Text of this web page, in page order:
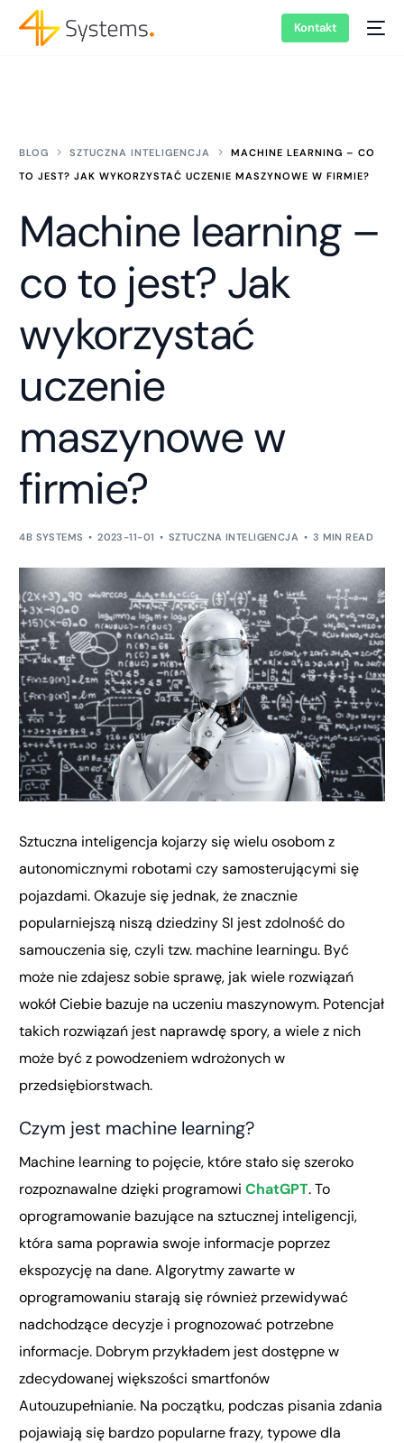
Kontakt
BLOG SZTUCZNA INTELIGENCJA
MACHINE LEARNING – CO
TO JEST? JAK WYKORZYSTAĆ UCZENIE MASZYNOWE W FIRMIE?
Machine learning –
co to jest? Jak
wykorzystać
uczenie
maszynowe w
firmie?
4B SYSTEMS 2023-11-01 SZTUCZNA INTELIGENCJA 3 MIN READ
Sztuczna inteligencja kojarzy się wielu osobom z
autonomicznymi robotami czy samosterującymi się
pojazdami. Okazuje się jednak, że znacznie
popularniejszą niszą dziedziny SI jest zdolność do
samouczenia się, czyli tzw. machine learningu. Być
może nie zdajesz sobie sprawę, jak wiele rozwiązań
wokół Ciebie bazuje na uczeniu maszynowym. Potencjał
takich rozwiązań jest naprawdę spory, a wiele z nich
może być z powodzeniem wdrożonych w
przedsiębiorstwach.
Czym jest machine learning?
Machine learning to pojęcie, które stało się szeroko
rozpoznawalne dzięki programowiChatGPT. To
oprogramowanie bazujące na sztucznej inteligencji,
która sama poprawia swoje informacje poprzez
ekspozycję na dane. Algorytmy zawarte w
oprogramowaniu starają się również przewidywać
nadchodzące decyzje i prognozować potrzebne
informacje. Dobrym przykładem jest dostępne w
zdecydowanej większości smartfonów
Autouzupełnianie. Na początku, podczas pisania zdania
pojawiają się bardzo popularne frazy, typowe dla